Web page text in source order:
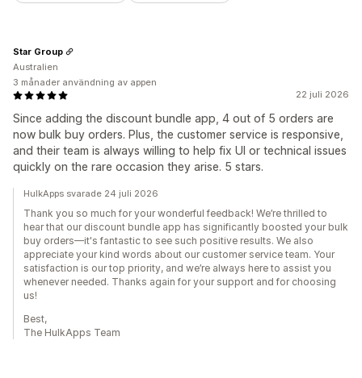
22 juli 2026
Since adding the discount bundle app, 4 out of 5 orders are
now bulk buy orders. Plus, the customer service is responsive,
and their team is always willing to help fix UI or technical issues
quickly on the rare occasion they arise. 5 stars.
Star Group
Australien
3 månader användning av appen
HulkApps svarade 24 juli 2026
Thank you so much for your wonderful feedback! We’re thrilled to
hear that our discount bundle app has significantly boosted your bulk
buy orders—it's fantastic to see such positive results. We also
appreciate your kind words about our customer service team. Your
satisfaction is our top priority, and we’re always here to assist you
whenever needed. Thanks again for your support and for choosing
us!
Best,
The HulkApps Team